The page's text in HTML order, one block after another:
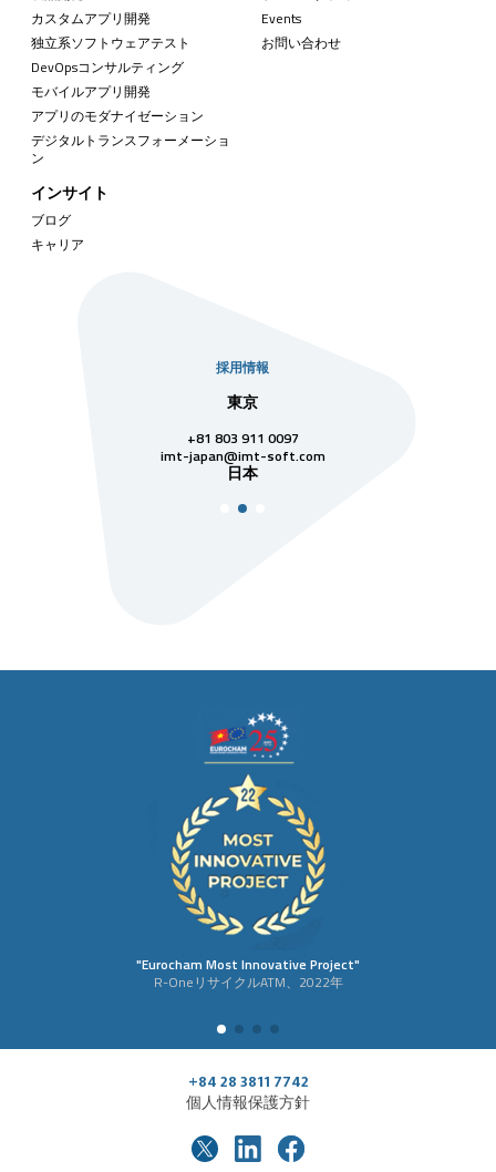
カスタムアプリ開発
独立系ソフトウェアテスト
DevOpsコンサルティング
モバイルアプリ開発
アプリのモダナイゼーション
デジタルトランスフォーメーショ
ン
Events
お問い合わせ
インサイト
ブログ
キャリア
採用情報
東京
+81 803 911 0097
imt-japan@imt-soft.com
日本
"Eurocham Most Innovative Project"
R-OneリサイクルATM、2022年
+84 28 3811 7742
個人情報保護方針